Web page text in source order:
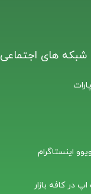
شبکه های اجتماعی
اینستاگرام
در کافه بازار